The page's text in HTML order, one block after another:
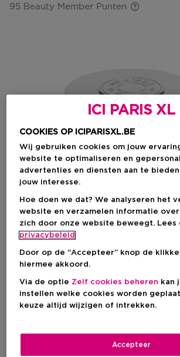
95 Beauty Member Punten
Kies je formaat
200 ML
€ 95,25
ICI PARIS XL
COOKIES OP ICIPARISXL.BE
Wij gebruiken cookies om jouw
website te optimaliseren en
advertenties en diensten aan te
jouw interesse.
Hoe doen we dat? We analyseren het
website en verzamelen informatie
zich door onze website beweegt. Lees
privacybeleid
Door op de “Accepteer” knop de
hiermee akkoord.
Via de optie Zelf cookies beheren kan
instellen welke cookies worden
keuze altijd wijzigen of intrekken.
Accepteer